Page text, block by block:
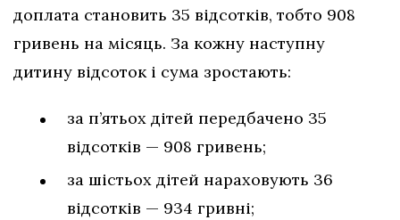
доплата становить 35 відсотків, тобто 908
гривень на місяць. За кожну наступну
дитину відсоток і сума зростають:
за п’ятьох дітей передбачено 35
відсотків — 908 гривень;
за шістьох дітей нараховують 36
відсотків — 934 гривні;